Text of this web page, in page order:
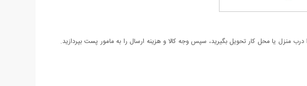
منزل یا محل کار تحویل بگیرید، سپس وجه کالا و هزینه ارسال را به مامور پست بپردازید.